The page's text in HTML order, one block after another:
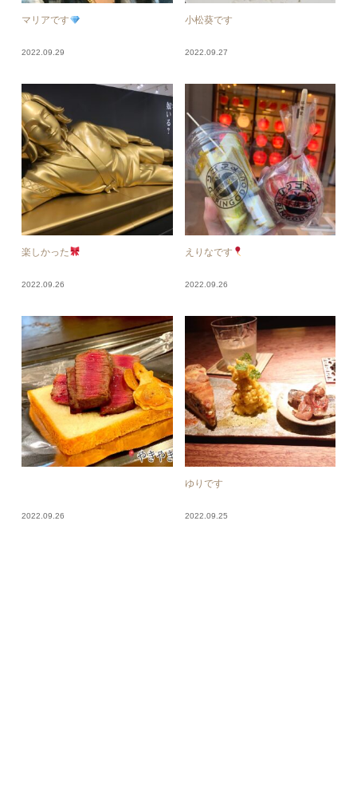
マリアです
2022.09.29
小松葵です
2022.09.27
楽しかった
2022.09.26
えりなです
2022.09.26
2022.09.26
ゆりです
2022.09.25